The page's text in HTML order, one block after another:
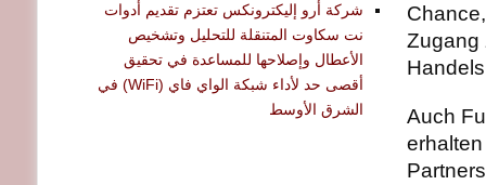
Zugang
Auch
شركة أرو إليكترونكس تعتزم تقديم أدوات
نت سكاوت المتنقلة للتحليل وتشخيص
الأعطال وإصلاحها للمساعدة في تحقيق
أقصى حد لأداء شبكة الواي فاي (WiFi) في
الشرق الأوسط